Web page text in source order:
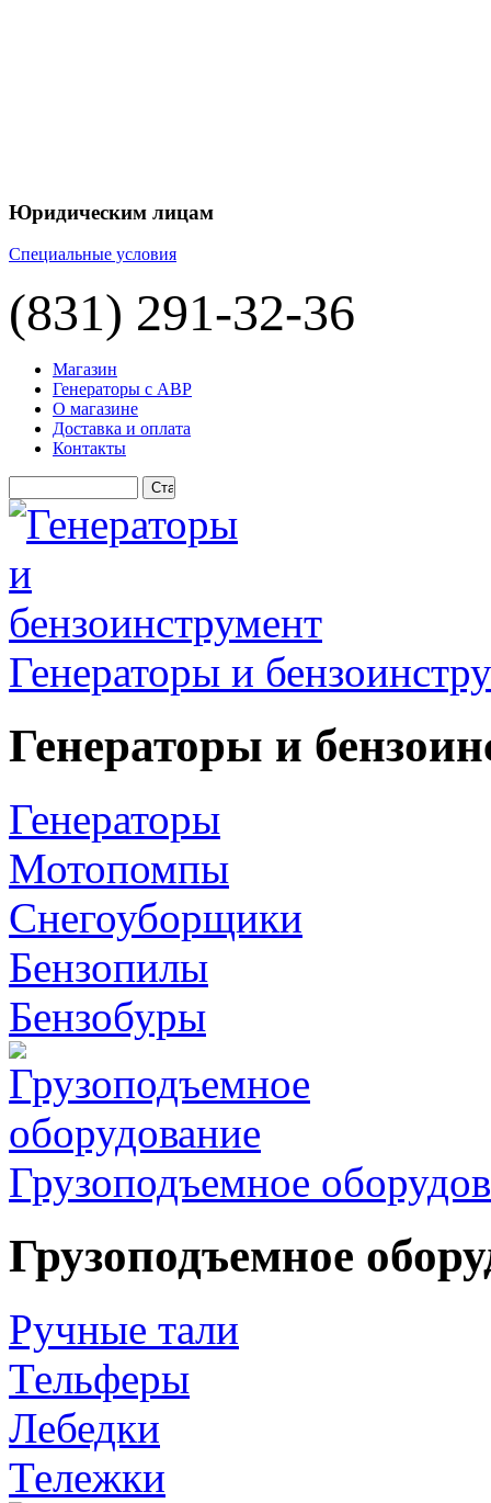
Юридическим лицам
Специальные условия
(831) 291-32-36
Магазин
Генераторы с АВР
О магазине
Доставка и оплата
Контакты
Генераторы и
Генераторы и
Генераторы
Мотопомпы
Снегоуборщики
Бензопилы
Бензобуры
Грузоподъемное
Грузоподъемное
Ручные тали
Тельферы
Лебедки
Тележки